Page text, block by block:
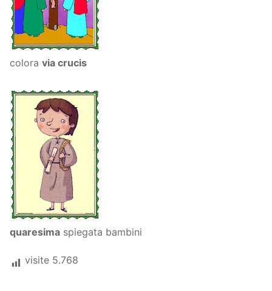
colora via crucis
quaresima spiegata bambini
visite 5.768